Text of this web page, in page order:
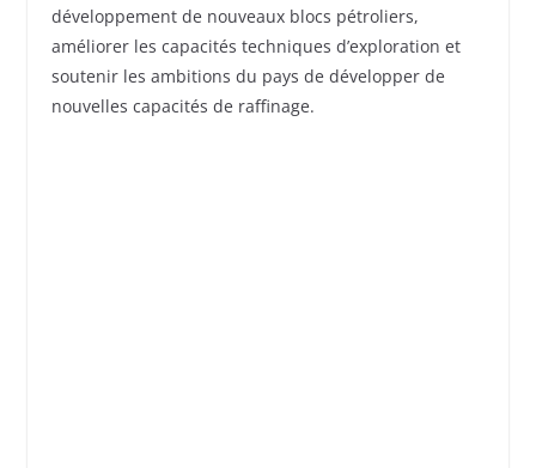
développement de nouveaux blocs pétroliers,
améliorer les capacités techniques d’exploration et
soutenir les ambitions du pays de développer de
nouvelles capacités de raffinage.